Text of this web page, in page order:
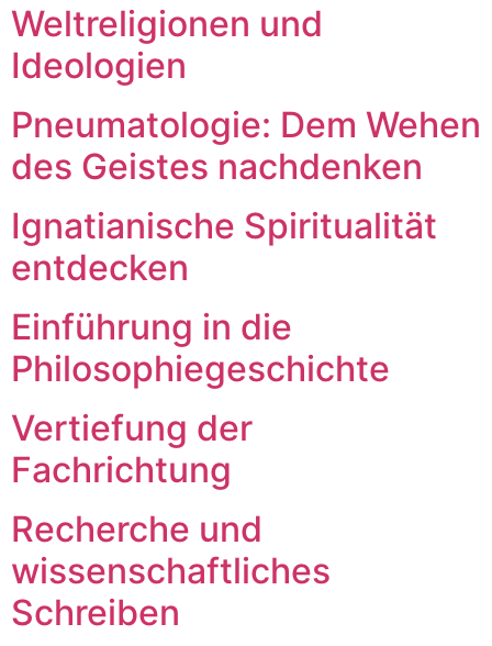
Weltreligionen und
Ideologien
Pneumatologie: Dem Wehen
des Geistes nachdenken
Ignatianische Spiritualität
entdecken
Einführung in die
Philosophiegeschichte
Vertiefung der
Fachrichtung
Recherche und
wissenschaftliches
Schreiben